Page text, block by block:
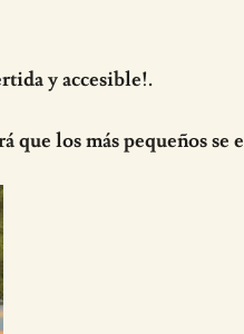
y accesible!.
que los más pequeños